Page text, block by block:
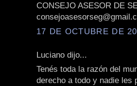
CONSEJO ASESOR DE
17 DE OCTUBRE DE
Luciano dijo...
Tenés toda la razón del
derecho a todo y nadie les